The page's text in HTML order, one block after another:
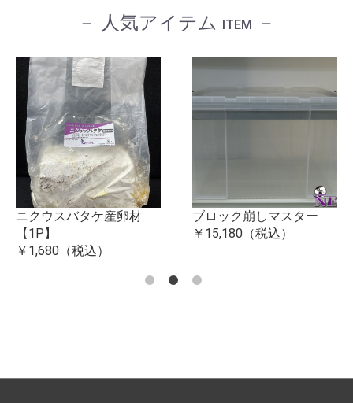
－ 人気アイテム ITEM －
ニクウスバタケ産卵材
【1P】
￥1,680（税込）
ブロック崩しマスター
￥15,180（税込）